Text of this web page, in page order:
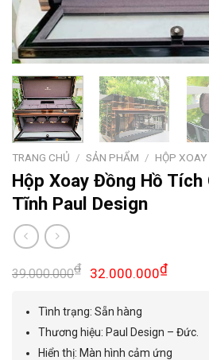
TRANG CHỦ / SẢN PHẨM / HỘP
Hộp Xoay Đồng Hồ Tích
Tĩnh Paul Design
39.000.000₫
Giá
là:
39.000.000₫.
32.000.000₫Giá
là:
Tình trạng: Sẵn hàng
Thương hiệu: Paul Design – Đức.
Hiển thị: Màn hình cảm ứng